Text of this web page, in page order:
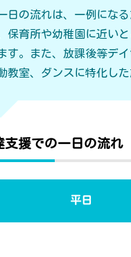
日の流れは、一例にな
保育所や幼稚園に近い
す。また、放課後等デ
教室、ダンスに特化し
支援での一日の流れ
平日